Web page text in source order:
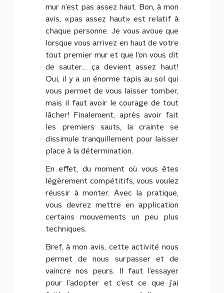
mur n’est pas assez haut. Bon, à mon
avis, «pas assez haut» est relatif à
chaque personne. Je vous avoue que
lorsque vous arrivez en haut de votre
tout premier mur et que l’on vous dit
de sauter… ça devient assez haut!
Oui, il y a un énorme tapis au sol qui
vous permet de vous laisser tomber,
mais il faut avoir le courage de tout
lâcher! Finalement, après avoir fait
les premiers sauts, la crainte se
dissimule tranquillement pour laisser
place à la détermination.
En effet, du moment où vous êtes
légèrement compétitifs, vous voulez
réussir à monter. Avec la pratique,
vous devrez mettre en application
certains mouvements un peu plus
techniques.
Bref, à mon avis, cette activité nous
permet de nous surpasser et de
vaincre nos peurs. Il faut l’essayer
pour l’adopter et c’est ce que j’ai